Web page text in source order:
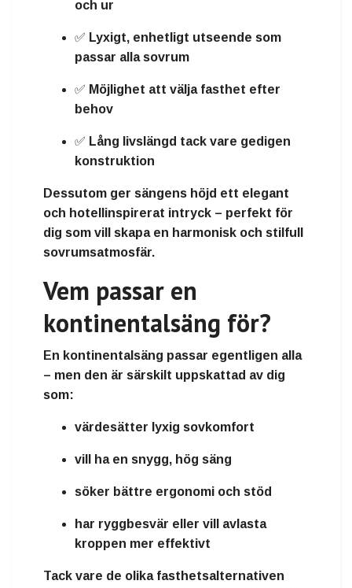
och ur
✅ Lyxigt, enhetligt utseende som
passar alla sovrum
✅ Möjlighet att välja fasthet efter
behov
✅ Lång livslängd tack vare gedigen
konstruktion
Dessutom ger sängens höjd ett elegant
och hotellinspirerat intryck – perfekt för
dig som vill skapa en harmonisk och stilfull
sovrumsatmosfär.
Vem passar en
kontinentalsäng för?
En kontinentalsäng passar egentligen alla
– men den är särskilt uppskattad av dig
som:
värdesätter lyxig sovkomfort
vill ha en snygg, hög säng
söker bättre ergonomi och stöd
har ryggbesvär eller vill avlasta
kroppen mer effektivt
Tack vare de olika fasthetsalternativen